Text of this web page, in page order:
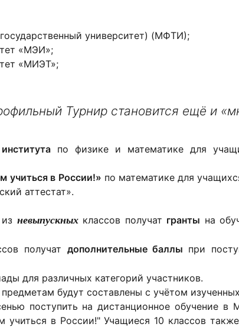
университет) (МФТИ);
«МЭИ»;
«МИЭТ»;
Турнир становится ещё и
по физике и математике для
учиться в России!» по математике для
аттестат».
невыпускныхклассов получат гранты на
получат дополнительные баллы при
для различных категорий участников.
будут составлены с учётом
поступить на дистанционное обучение
в России!" Учащиеся 10 классов